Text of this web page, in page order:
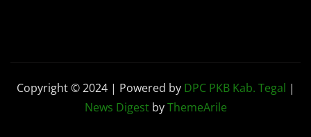
Copyright © 2024 | Powered by DPC PKB Kab. Tegal |
News DigestbyThemeArile